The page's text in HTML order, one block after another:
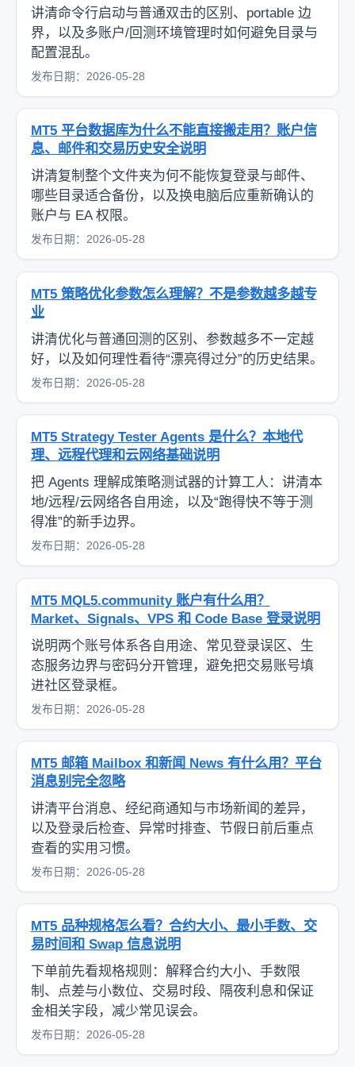
讲清命令行启动与普通双击的区别、portable 边
界，以及多账户/回测环境管理时如何避免目录与
配置混乱。
发布日期：2026-05-28
MT5 平台数据库为什么不能直接搬走用？账户信
息、邮件和交易历史安全说明
讲清复制整个文件夹为何不能恢复登录与邮件、
哪些目录适合备份，以及换电脑后应重新确认的
账户与 EA 权限。
发布日期：2026-05-28
MT5 策略优化参数怎么理解？不是参数越多越专
业
讲清优化与普通回测的区别、参数越多不一定越
好，以及如何理性看待“漂亮得过分”的历史结果。
发布日期：2026-05-28
MT5 Strategy Tester Agents 是什么？本地代
理、远程代理和云网络基础说明
把 Agents 理解成策略测试器的计算工人：讲清本
地/远程/云网络各自用途，以及“跑得快不等于测
得准”的新手边界。
发布日期：2026-05-28
MT5 MQL5.community 账户有什么用？
Market、Signals、VPS 和 Code Base 登录说明
说明两个账号体系各自用途、常见登录误区、生
态服务边界与密码分开管理，避免把交易账号填
进社区登录框。
发布日期：2026-05-28
MT5 邮箱 Mailbox 和新闻 News 有什么用？平台
消息别完全忽略
讲清平台消息、经纪商通知与市场新闻的差异，
以及登录后检查、异常时排查、节假日前后重点
查看的实用习惯。
发布日期：2026-05-28
MT5 品种规格怎么看？合约大小、最小手数、交
易时间和 Swap 信息说明
下单前先看规格规则：解释合约大小、手数限
制、点差与小数位、交易时段、隔夜利息和保证
金相关字段，减少常见误会。
发布日期：2026-05-28